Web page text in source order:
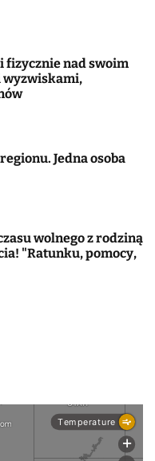
fizycznie nad swoim
wyzwiskami,
Jedna osoba
wolnego z rodziną
"Ratunku, pomocy,